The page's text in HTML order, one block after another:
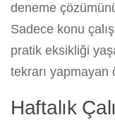
deneme
Sadece konu
pratik eksikliği
tekrarı yapmayan
Haftalık